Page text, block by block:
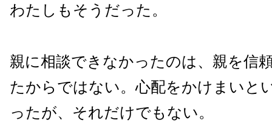
わたしもそうだった。
親に相談できなかったのは、親を信
たからではない。心配をかけまいと
ったが、それだけでもない。